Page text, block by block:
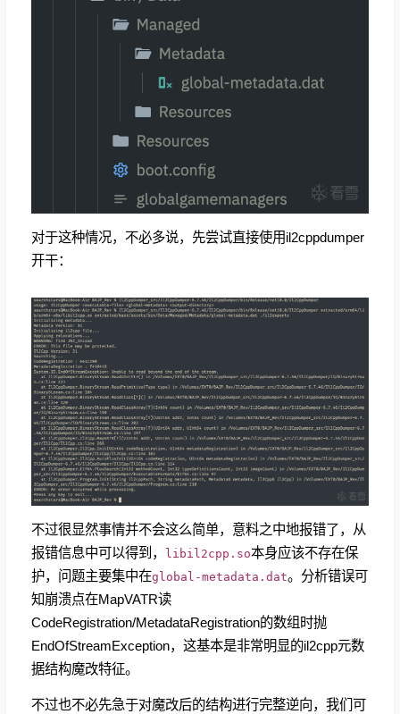
对于这种情况，不必多说，先尝试直接使用il2cppdumper
开干：
不过很显然事情并不会这么简单，意料之中地报错了，从
报错信息中可以得到， libil2cpp.so本身应该不存在保
护，问题主要集中在global-metadata.dat。分析错误可
知崩溃点在MapVATR读
CodeRegistration/MetadataRegistration的数组时抛
EndOfStreamException，这基本是非常明显的il2cpp元数
据结构魔改特征。
不过也不必先急于对魔改后的结构进行完整逆向，我们可